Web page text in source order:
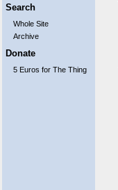
Search
Whole Site
Archive
Donate
5 Euros for The Thing